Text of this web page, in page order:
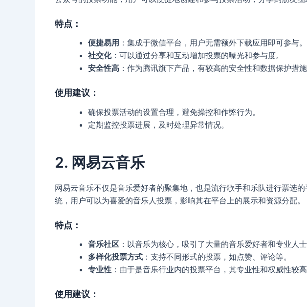
特点 ：
便捷易用 ：集成于微信平台，用户无需额外下载应用即可参与。
社交化：可以通过分享和互动增加投票的曝光和参与度。
安全性高 ：作为腾讯旗下产品，有较高的安全性和数据保护措施
使用建议 ：
确保投票活动的设置合理，避免操控和作弊行为。
定期监控投票进展，及时处理异常情况。
2. 网易云音乐
网易云音乐不仅是音乐爱好者的聚集地，也是流行歌手和乐队进行票选
统，用户可以为喜爱的音乐人投票，影响其在平台上的展示和资源分配。
特点 ：
音乐社区 ：以音乐为核心，吸引了大量的音乐爱好者和专业人士
多样化投票方式 ：支持不同形式的投票，如点赞、评论等。
专业性 ：由于是音乐行业内的投票平台，其专业性和权威性较高
使用建议 ：